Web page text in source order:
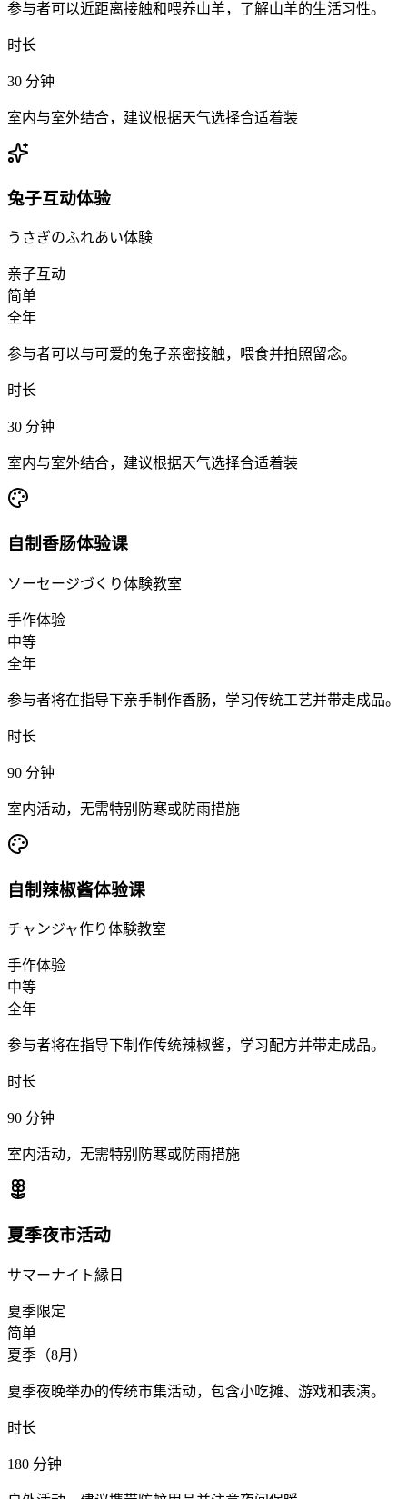
参与者可以近距离接触和喂养山羊，了解山羊的生活习性。
时长
30 分钟
室内与室外结合，建议根据天气选择合适着装
兔子互动体验
うさぎのふれあい体験
亲子互动
简单
全年
参与者可以与可爱的兔子亲密接触，喂食并拍照留念。
时长
30 分钟
室内与室外结合，建议根据天气选择合适着装
自制香肠体验课
ソーセージづくり体験教室
手作体验
中等
全年
参与者将在指导下亲手制作香肠，学习传统工艺并带走成品。
时长
90 分钟
室内活动，无需特别防寒或防雨措施
自制辣椒酱体验课
チャンジャ作り体験教室
手作体验
中等
全年
参与者将在指导下制作传统辣椒酱，学习配方并带走成品。
时长
90 分钟
室内活动，无需特别防寒或防雨措施
夏季夜市活动
サマーナイト縁日
夏季限定
简单
夏季（8月）
夏季夜晚举办的传统市集活动，包含小吃摊、游戏和表演。
时长
180 分钟